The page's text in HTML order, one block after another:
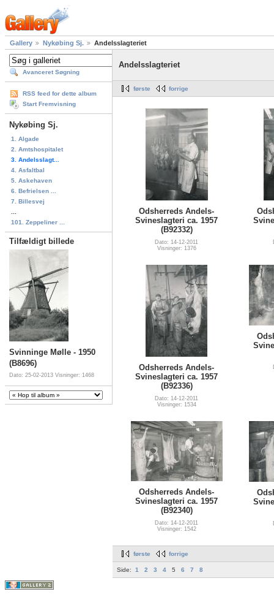
Gallery Nykøbing Sj. Andelsslagteriet
Avanceret Søgning
RSS feed for dette album
Start Fremvisning
Nykøbing Sj.
1. Algade
2. Amtshospitalet
3. Andelsslagt...
4. Asfaltbal
5. Askehaven
6. Befrielsen ...
7. Billesvej
101. Zeppeliner ...
Tilfældigt billede
Svinninge Mølle - 1950
(B8696)
Dato: 25-02-2013 Visninger: 1468
Andelsslagteriet
første forrige
Odsherreds Andels-
Svineslagteri ca. 1957
(B92332)
Dato: 14-12-2011
Visninger: 1376
Odsherreds Andels-
Svineslagteri ca. 1957
(B92336)
Dato: 14-12-2011
Visninger: 1534
Odsherreds Andels-
Svineslagteri ca. 1957
(B92340)
Dato: 14-12-2011
Visninger: 1542
første forrige
Side: 1 2 3 4 5 6 7 8